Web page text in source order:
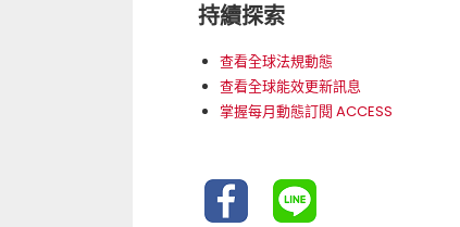
持續探索
查看全球法規動態
查看全球能效更新訊息
掌握每月動態訂閱 ACCESS